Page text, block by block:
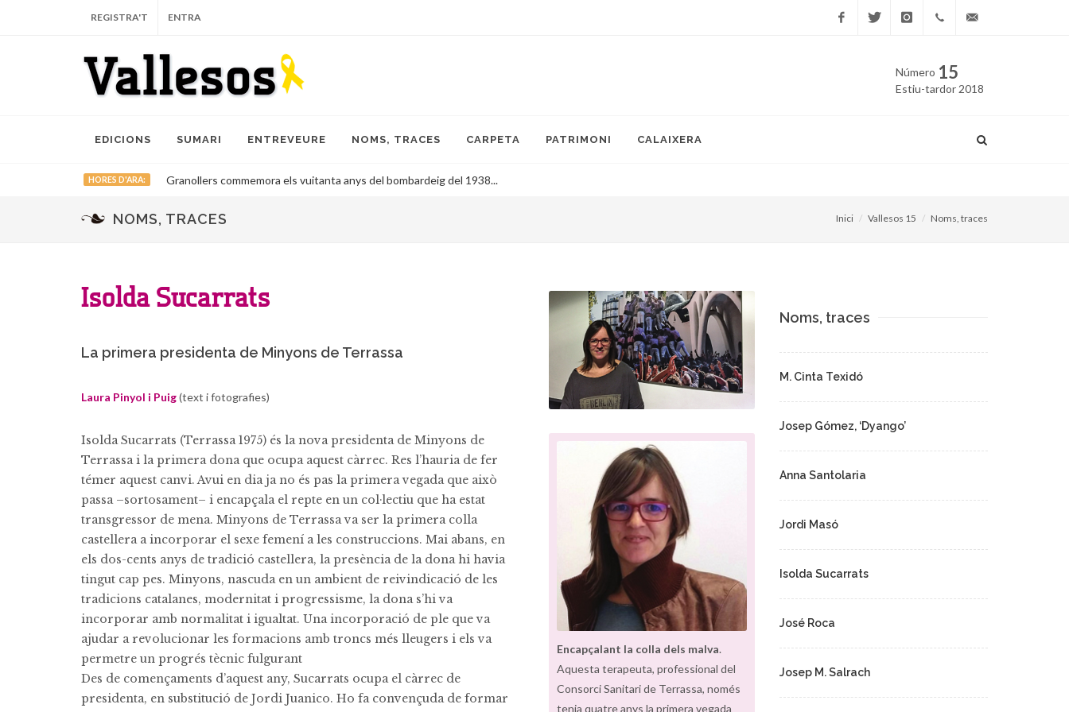
REGISTRA'T ENTRA
40 40
Número 15
Estiu-tardor 2018
EDICIONS SUMARI ENTREVEURE NOMS, TRACES CARPETA PATRIMONI CALAIXERA
HORES D'ARA: Granollers commemora els vuitanta anys del bombardeig del 1938...
NOMS, TRACES Inici Vallesos 15 Noms, traces
Isolda Sucarrats
La primera presidenta de Minyons de Terrassa
Laura Pinyol i Puig(text i fotografies)
Isolda Sucarrats (Terrassa 1975) és la nova presidenta de Minyons de
Terrassa i la primera dona que ocupa aquest càrrec. Res l’hauria de fer
témer aquest canvi. Avui en dia ja no és pas la primera vegada que això
passa –sortosament– i encapçala el repte en un col·lectiu que ha estat
transgressor de mena. Minyons de Terrassa va ser la primera colla
castellera a incorporar el sexe femení a les construccions. Mai abans, en
els dos-cents anys de tradició castellera, la presència de la dona hi havia
tingut cap pes. Minyons, nascuda en un ambient de reivindicació de les
tradicions catalanes, modernitat i progressisme, la dona s’hi va
incorporar amb normalitat i igualtat. Una incorporació de ple que va
ajudar a revolucionar les formacions amb troncs més lleugers i els va
permetre un progrés tècnic fulgurant
Des de començaments d’aquest any, Sucarrats ocupa el càrrec de
presidenta, en substitució de Jordi Juanico. Ho fa convençuda de formar
Encapçalant la colla dels malva.
Aquesta terapeuta, professional del
Consorci Sanitari de Terrassa, només
tenia quatre anys la primera vegada
Noms, traces
M. Cinta Texidó
Josep Gómez, ‘Dyango’
Anna Santolaria
Jordi Masó
Isolda Sucarrats
José Roca
Josep M. Salrach